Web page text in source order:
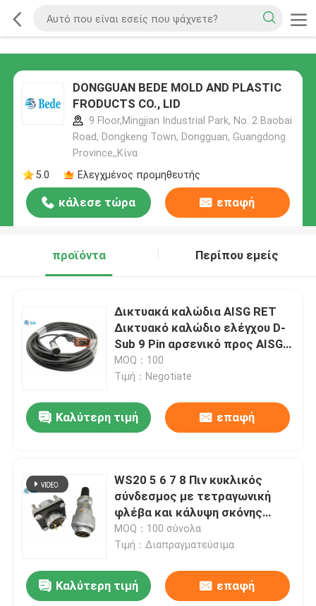
DONGGUAN BEDE MOLD AND PLASTIC
FRODUCTS CO., LID
9 Floor,Mingjian Industrial Park, No. 2 Baobai
Road, Dongkeng Town, Dongguan, Guangdong
Province,,Κίνα
5.0
Ελεγχμένος προμηθευτής
κάλεσε τώρα επαφή
προϊόντα Περίπου εμείς
Δικτυακά καλώδια AISG RET
Δικτυακό καλώδιο ελέγχου D-
Sub 9 Pin αρσενικό προς AISG 8
Pin θηλυκό 10 μέτρα
MOQ：100
Τιμή：Negotiate
Καλύτερη τιμή επαφή
WS20 5 6 7 8 Πιν κυκλικός
σύνδεσμος με τετραγωνική
φλέβα και κάλυψη σκόνης
500V 10A
MOQ：100 σύνολα
Τιμή：Διαπραγματεύσιμα
Καλύτερη τιμή επαφή